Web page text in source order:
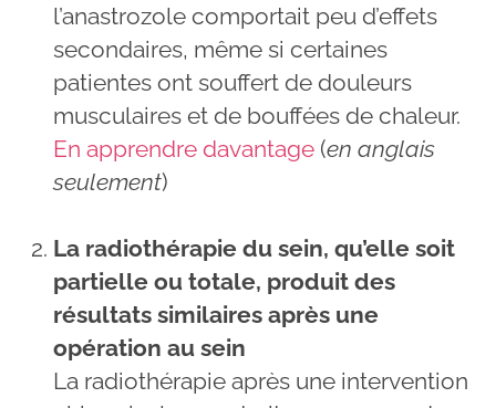
l’anastrozole comportait peu d’effets
secondaires, même si certaines
patientes ont souffert de douleurs
musculaires et de bouffées de chaleur.
En apprendre davantage (en anglais
seulement)
La radiothérapie du sein, qu’elle soit
partielle ou totale, produit des
résultats similaires après une
opération au sein
La radiothérapie après une intervention